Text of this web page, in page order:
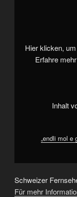
Hier klicken,
Erfahre
Inhalt
„endli mol e
Schweizer
Für mehr